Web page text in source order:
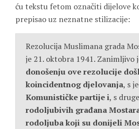
ću tekstu fetom označiti dijelove
prepisao uz neznatne stilizacije:
Rezolucija Muslimana grada
je 21. oktobra 1941. Zanimljivo
donošenju ove rezolucije
koincidentnog djelovanja, s
Komunističke partije i, s
rodoljubivih građana
rodoljuba koji su donijeli